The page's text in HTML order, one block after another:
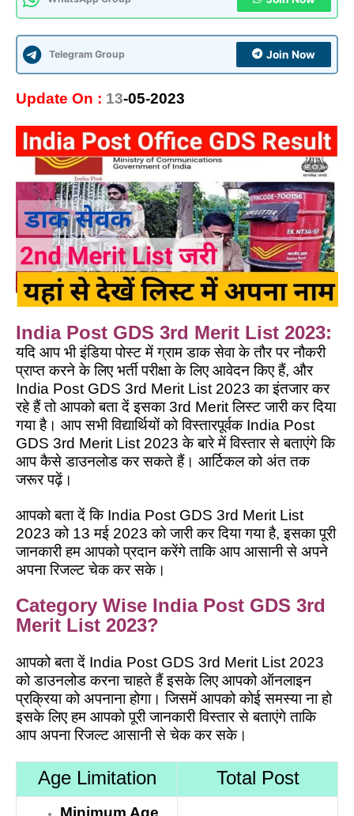
Telegram Group Join Now
Update On : 13-05-2023
India Post GDS 3rd Merit List 2023:
यदि आप भी इंडिया पोस्ट में ग्राम डाक सेवा के तौर पर नौकरी
प्राप्त करने के लिए भर्ती परीक्षा के लिए आवेदन किए हैं, और
India Post GDS 3rd Merit List 2023 का इंतजार कर
रहे हैं तो आपको बता दें इसका 3rd Merit लिस्ट जारी कर दिया
गया है। आप सभी विद्यार्थियों को विस्तारपूर्वक India Post
GDS 3rd Merit List 2023 के बारे में विस्तार से बताएंगे कि
आप कैसे डाउनलोड कर सकते हैं। आर्टिकल को अंत तक
जरूर पढ़ें।
आपको बता दें कि India Post GDS 3rd Merit List
2023 को 13 मई 2023 को जारी कर दिया गया है, इसका पूरी
जानकारी हम आपको प्रदान करेंगे ताकि आप आसानी से अपने
अपना रिजल्ट चेक कर सके।
Category Wise India Post GDS 3rd
Merit List 2023?
आपको बता दें India Post GDS 3rd Merit List 2023
को डाउनलोड करना चाहते हैं इसके लिए आपको ऑनलाइन
प्रक्रिया को अपनाना होगा। जिसमें आपको कोई समस्या ना हो
इसके लिए हम आपको पूरी जानकारी विस्तार से बताएंगे ताकि
आप अपना रिजल्ट आसानी से चेक कर सके।
Age Limitation Total Post